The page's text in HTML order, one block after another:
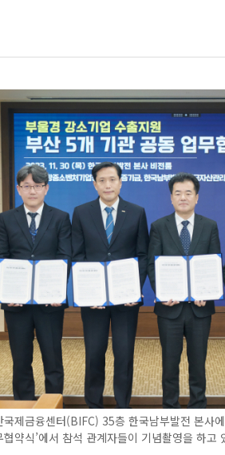
제금융센터(BIFC) 35층 한국남부발전 본사
약식’에서 참석 관계자들이 기념촬영을 하고